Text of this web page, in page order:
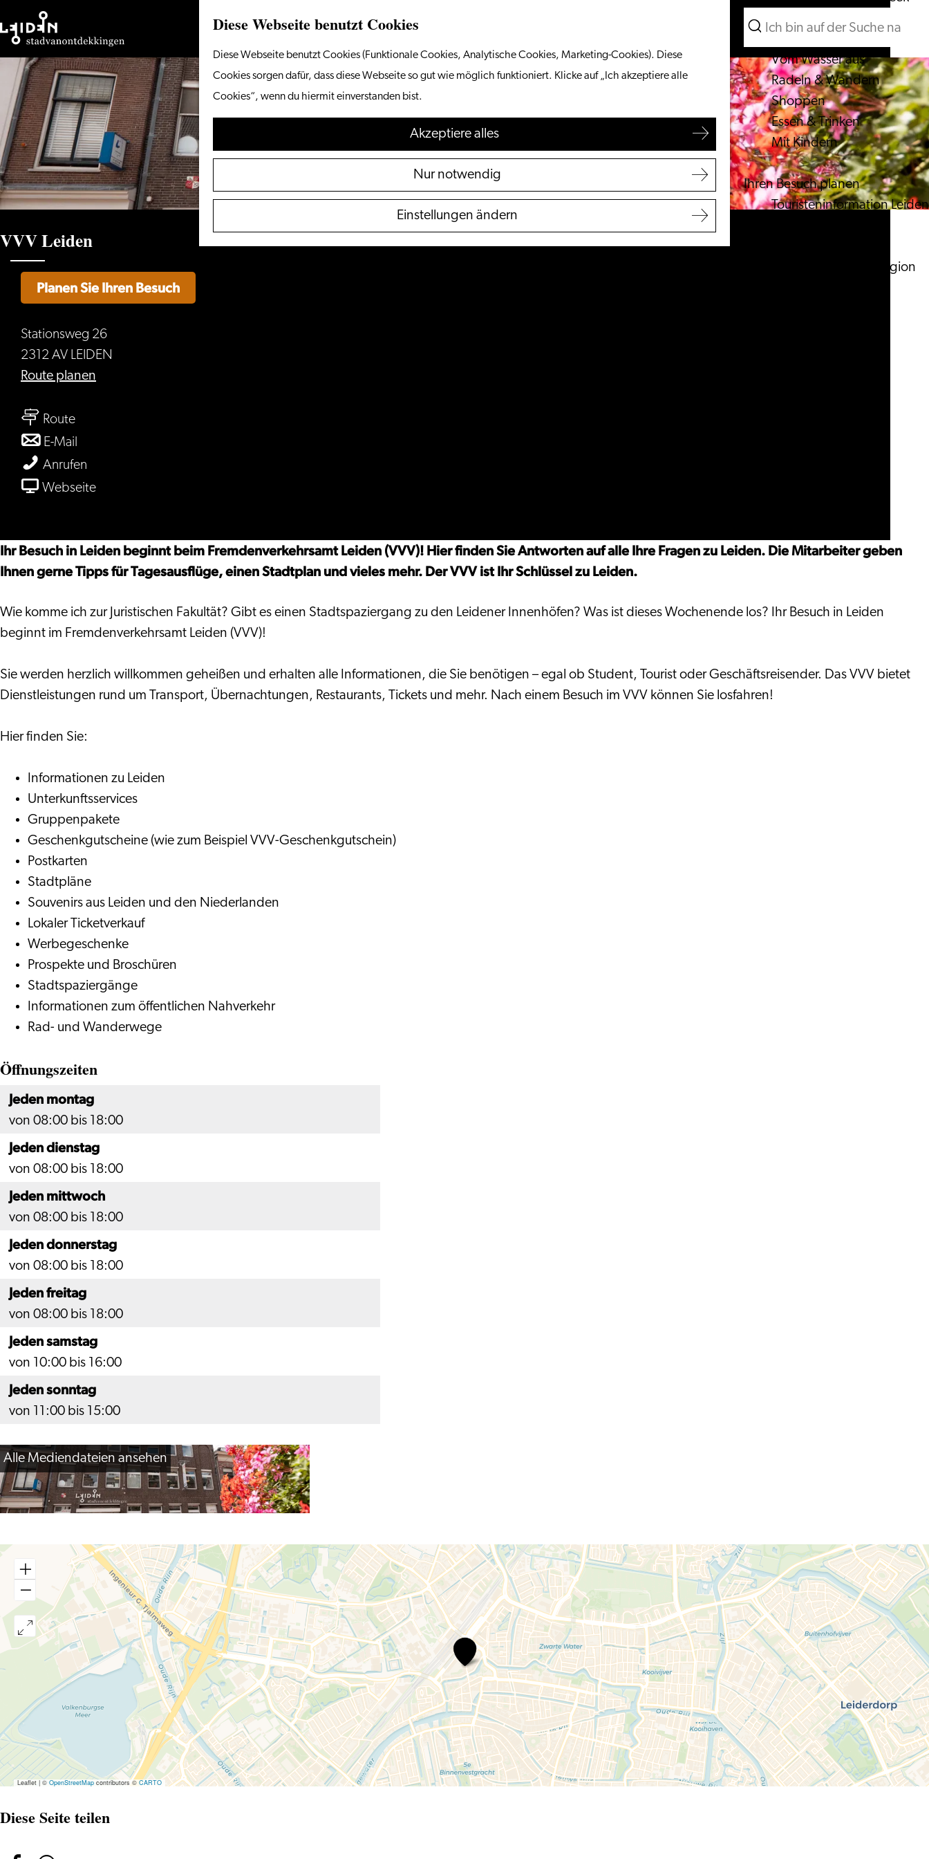
Diese Webseite benutzt Cookies
Diese Webseite benutzt Cookies (Funktionale Cookies, Analytische Cookies, Marketing-Cookies). Diese
Cookies sorgen dafür, dass diese Webseite so gut wie möglich funktioniert. Klicke auf „Ich akzeptiere alle
Cookies“, wenn du hiermit einverstanden bist.
Akzeptiere alles
Nur notwendig
Einstellungen ändern
Gehen
Sie
zur
Homepage
Menü
Suchen
Vom Wasser aus
Radeln & Wandern
Shoppen
Essen & Trinken
Mit Kindern
Ihren Besuch planen
Touristeninformation Leiden
Entdecken Sie die Region
Suchen
VVV Leiden
Stationsweg 26
2312 AV LEIDEN
Route planen
Routebis
VVV
Leiden
E-Mail
VVV
Leiden
Anrufen
Leiden
Webseiteab
Planen Sie Ihren Besuch
Ihr Besuch in Leiden beginnt beim Fremdenverkehrsamt Leiden (VVV)! Hier finden Sie Antworten auf alle Ihre Fragen zu Leiden. Die Mitarbeiter geben
Ihnen gerne Tipps für Tagesausflüge, einen Stadtplan und vieles mehr. Der VVV ist Ihr Schlüssel zu Leiden.
Wie komme ich zur Juristischen Fakultät? Gibt es einen Stadtspaziergang zu den Leidener Innenhöfen? Was ist dieses Wochenende los? Ihr Besuch in Leiden
beginnt im Fremdenverkehrsamt Leiden (VVV)!
Sie werden herzlich willkommen geheißen und erhalten alle Informationen, die Sie benötigen – egal ob Student, Tourist oder Geschäftsreisender. Das VVV bietet
Dienstleistungen rund um Transport, Übernachtungen, Restaurants, Tickets und mehr. Nach einem Besuch im VVV können Sie losfahren!
Hier finden Sie:
Informationen zu Leiden
Unterkunftsservices
Gruppenpakete
Geschenkgutscheine (wie zum Beispiel VVV-Geschenkgutschein)
Postkarten
Stadtpläne
Souvenirs aus Leiden und den Niederlanden
Lokaler Ticketverkauf
Werbegeschenke
Prospekte und Broschüren
Stadtspaziergänge
Informationen zum öffentlichen Nahverkehr
Rad- und Wanderwege
Öffnungszeiten
Jeden montag
von 08:00 bis 18:00
Jeden dienstag
von 08:00 bis 18:00
Jeden mittwoch
von 08:00 bis 18:00
Jeden donnerstag
von 08:00 bis 18:00
Jeden freitag
von 08:00 bis 18:00
Jeden samstag
von 10:00 bis 16:00
Jeden sonntag
von 11:00 bis 15:00
Alle Mediendateien ansehen
VVV
Leiden
Leaflet|©OpenStreetMapcontributors ©CARTO
Diese Seite teilen